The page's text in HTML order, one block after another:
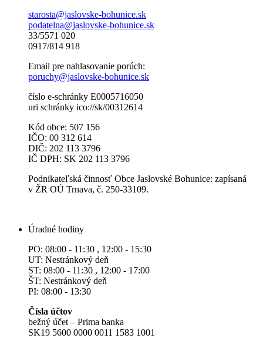
starosta@jaslovske-bohunice.sk
podatelna@jaslovske-bohunice.sk
33/5571 020
0917/814 918
Email pre nahlasovanie porúch:
poruchy@jaslovske-bohunice.sk
číslo e-schránky E0005716050
uri schránky ico://sk/00312614
Kód obce: 507 156
IČO: 00 312 614
DIČ: 202 113 3796
IČ DPH: SK 202 113 3796
Podnikateľská činnosť Obce Jaslovské Bohunice: zapísaná
v ŽR OÚ Trnava, č. 250-33109.
Úradné hodiny
PO: 08:00 - 11:30 , 12:00 - 15:30
UT: Nestránkový deň
ST: 08:00 - 11:30 , 12:00 - 17:00
ŠT: Nestránkový deň
PI: 08:00 - 13:30
Čísla účtov
bežný účet – Prima banka
SK19 5600 0000 0011 1583 1001